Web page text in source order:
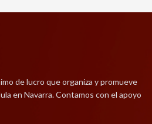
de lucro que organiza y promueve
en Navarra. Contamos con el apoyo